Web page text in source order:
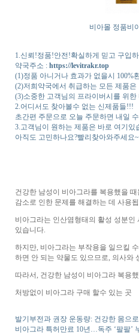
비아몰 정품비
1.신뢰!정품!안전!확실하게 믿고 구입
약국주소 : https://levitrakr.top
(1)정품 아니거나 효과가 없을시 100%
(2)저희약국에서 취급하는 모든 제품은
(3)소중한 고객님의 프라이버시를 위
2.어디서도 찾아볼수 없는 신제품들!!!
초간편 주문으로 오늘 주문하면 내일
3.고객님이 원하는 제품은 바로 여기있
아직도 고민하나요?빨리찾아와주세요
건강한 남성이 비아그라를 복용했을
감소로 인한 문제를 해결하는 데 사용
비아그라는 인산염형태의 활성 성분
있습니다.
하지만, 비아그라는 부작용을 일으킬
하면 안 되는 약물도 있으므로, 의사와
따라서, 건강한 남성이 비아그라 복용
처방없이 비아그라 구매 할수 있는 곳
발기부전과 권장 운동량: 건강한 몸으
비아그라 특허만료 10년…독주 ‘팔팔’